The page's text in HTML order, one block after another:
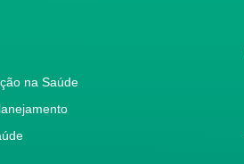
na Saúde